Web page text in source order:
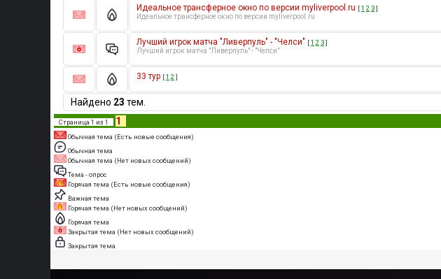
Идеальное трансферное окно по версии myliverpool.ru [1 2 3]
Идеальное трансферное окно по версии myliverpool.ru
Лучший игрок матча "Ливерпуль" - "Челси" [1 2 3]
Лучший игрок матча "Ливерпуль" - "Челси"
33 тур [1 2 ]
Найдено 23 тем.
Страница 1 из 1 1
Обычная тема (Есть новые сообщения)
Обычная тема
Обычная тема (Нет новых сообщений)
Тема - опрос
Горячая тема (Есть новые сообщения)
Важная тема
Горячая тема (Нет новых сообщений)
Горячая тема
Закрытая тема (Нет новых сообщений)
Закрытая тема